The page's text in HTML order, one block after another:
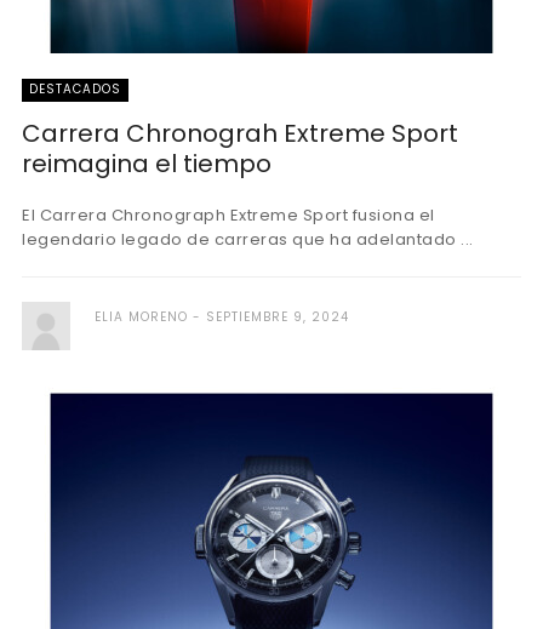
DESTACADOS
Carrera Chronograh Extreme Sport
reimagina el tiempo
El Carrera Chronograph Extreme Sport fusiona el
legendario legado de carreras que ha adelantado ...
ELIA MORENO SEPTIEMBRE 9, 2024